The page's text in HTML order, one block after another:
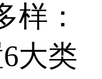
样：
大类